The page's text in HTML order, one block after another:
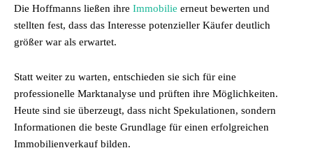
Die Hoffmanns ließen ihre Immobilie erneut bewerten und
stellten fest, dass das Interesse potenzieller Käufer deutlich
größer war als erwartet.
Statt weiter zu warten, entschieden sie sich für eine
professionelle Marktanalyse und prüften ihre Möglichkeiten.
Heute sind sie überzeugt, dass nicht Spekulationen, sondern
Informationen die beste Grundlage für einen erfolgreichen
Immobilienverkauf bilden.